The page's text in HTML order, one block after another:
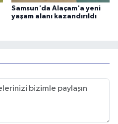
Samsun'da Alaçam'a yeni
yaşam alanı kazandırıldı